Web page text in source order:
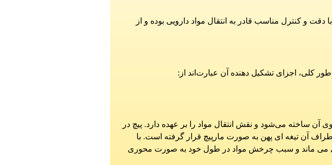
دقت و کنترل مناسب قادر به انتقال مواد دارویی بوده و از
کلی، اجزای تشکیل دهنده‌ آن عبارت‌اند از:
آن ساخته می‌شود و نقش انتقال مواد را بر عهده دارد. پیچ در
آن تیغه ای پهن به صورت مارپیچ قرار گرفته است. با
می ماند و سبب چرخش مواد در طول خود به صورت محوری